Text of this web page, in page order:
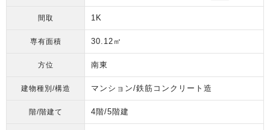
間取 1K
専有面積 30.12㎡
方位 南東
建物種別/構造 マンション/鉄筋コンクリート造
階/階建て 4階/5階建